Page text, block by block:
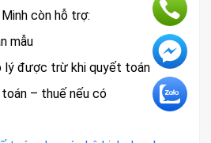
còn hỗ trợ:
mẫu
lý được trừ khi quyết toán
– thuế nếu có